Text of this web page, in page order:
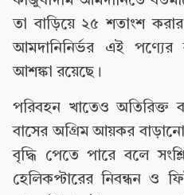
তা বাড়িয়ে ২৫ শতাংশ
আমদানিনির্ভর এই পণ্যের
আশঙ্কা রয়েছে।
পরিবহন খাতেও অতিরিক্ত
বাসের অগ্রিম আয়কর
বৃদ্ধি পেতে পারে বলে
হেলিকপ্টারের নিবন্ধন ও